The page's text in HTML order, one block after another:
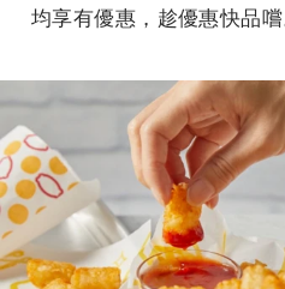
均享有優惠，趁優惠快品嚐